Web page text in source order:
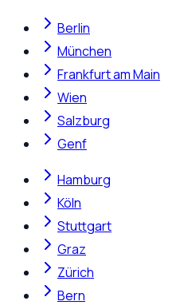
Berlin
München
Frankfurt am Main
Wien
Salzburg
Genf
Hamburg
Köln
Stuttgart
Graz
Zürich
Bern